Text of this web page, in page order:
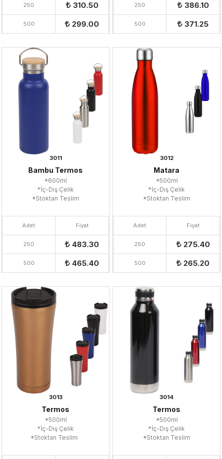
250 310.50
500 299.00
250 386.10
500 371.25
3011
Bambu Termos
*600ml
*İç-Dış Çelik
*Stoktan Teslim
Adet Fiyat
250 483.30
500 465.40
3012
Matara
*500ml
*İç-Dış Çelik
*Stoktan Teslim
Adet Fiyat
250 275.40
500 265.20
3013
Termos
*500ml
*İç-Dış Çelik
*Stoktan Teslim
3014
Termos
*500ml
*İç-Dış Çelik
*Stoktan Teslim